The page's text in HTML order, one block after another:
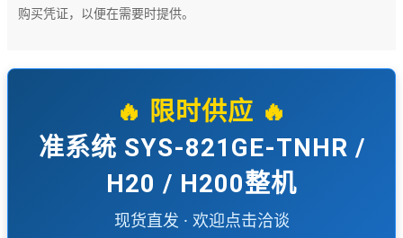
购买凭证，以便在需要时提供。
🔥 限时供应 🔥
准系统 SYS-821GE-TNHR /
H20 / H200整机
现货直发 · 欢迎点击洽谈